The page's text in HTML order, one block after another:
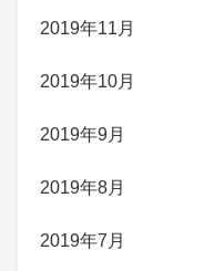
2019年11月
2019年10月
2019年9月
2019年8月
2019年7月